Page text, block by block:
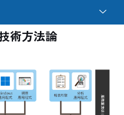
術方法論